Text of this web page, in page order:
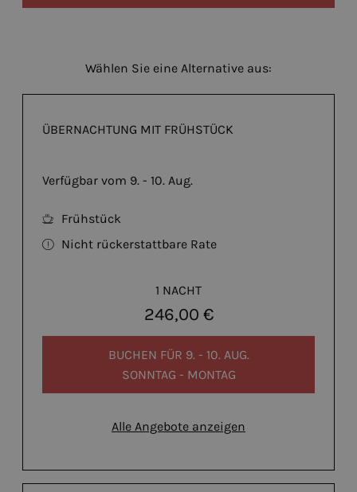
Wählen Sie eine Alternative aus:
ÜBERNACHTUNG MIT FRÜHSTÜCK
Verfügbar vom 9. - 10. Aug.
Frühstück
Nicht rückerstattbare Rate
1 NACHT
246,00 €
BUCHEN FÜR 9. - 10. AUG.
SONNTAG - MONTAG
Alle Angebote anzeigen